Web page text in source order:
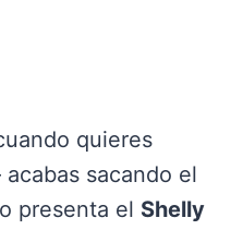
quieres
sacando el
presenta el Shelly